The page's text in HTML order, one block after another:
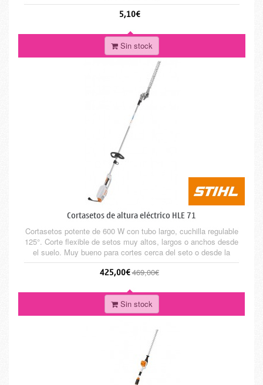
5,10€
Sin stock
Cortasetos de altura eléctrico HLE 71
Cortasetos potente de 600 W con tubo largo, cuchilla regulable
125°. Corte flexible de setos muy altos, largos o anchos desde
el suelo. Muy bueno para cortes cerca del seto o desde la
distancia, por ejemplo por encima de arriates y otros
obstáculos. También para el corte horizontal de plantas
425,00€469,00€
Sin stock